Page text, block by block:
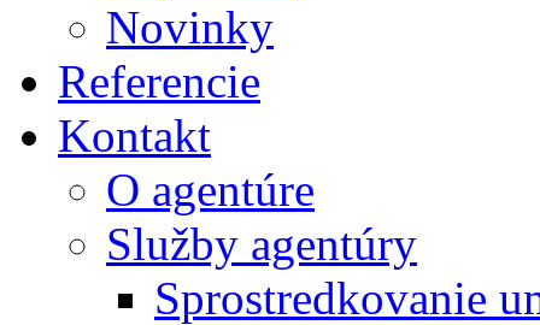
Novinky
Referencie
Kontakt
O agentúre
Služby agentúry
Sprostredkovanie